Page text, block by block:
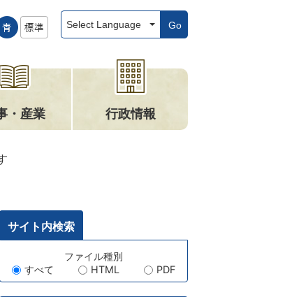
Go
・産業 行政情報
サイト内検索
ー
ファイル種別
すべて
HTML PDF